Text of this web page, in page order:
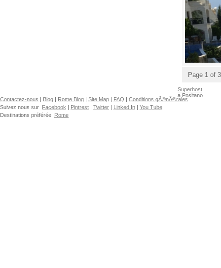
Page 1 of 3
Contactez-nous | Blog | Rome Blog | Site Map | FAQ | Conditions gÃ©nÃ©rales
Suivez nous sur Facebook | Pintrest | Twitter | Linked In | You Tube
Destinations préférée Rome
Superhost
a Positano